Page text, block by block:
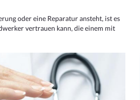
oder eine Reparatur ansteht, ist es
vertrauen kann, die einem mit